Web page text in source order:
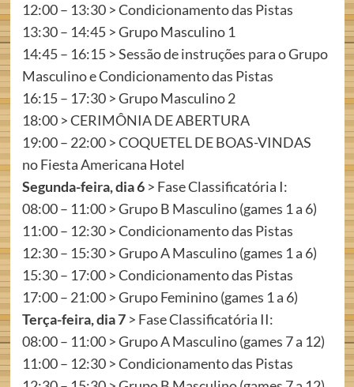
12:00 – 13:30 > Condicionamento das Pistas
13:30 – 14:45 > Grupo Masculino 1
14:45 – 16:15 > Sessão de instruções para o Grupo
Masculino e Condicionamento das Pistas
16:15 – 17:30 > Grupo Masculino 2
18:00 > CERIMÔNIA DE ABERTURA
19:00 – 22:00 > COQUETEL DE BOAS-VINDAS
no Fiesta Americana Hotel
Segunda-feira, dia 6> Fase Classificatória I:
08:00 – 11:00 > Grupo B Masculino (games 1 a 6)
11:00 – 12:30 > Condicionamento das Pistas
12:30 – 15:30 > Grupo A Masculino (games 1 a 6)
15:30 – 17:00 > Condicionamento das Pistas
17:00 – 21:00 > Grupo Feminino (games 1 a 6)
Terça-feira, dia 7> Fase Classificatória II:
08:00 – 11:00 > Grupo A Masculino (games 7 a 12)
11:00 – 12:30 > Condicionamento das Pistas